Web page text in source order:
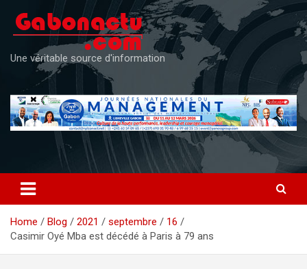
content
Une véritable source d'information
Home Blog 2021 septembre
16
Casimir Oyé Mba est décédé à Paris à 79 ans